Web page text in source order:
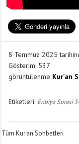
8 Temmuz 2025
Gösterim: 537
görüntülenme Kur'an
Etiketleri: Enbiya Suresi
Tüm Kur'an Sohbetleri